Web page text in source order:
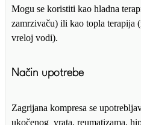
Mogu se koristiti kao hladna
zamrzivaču) ili kao topla terapija
vreloj vodi).
Način upotrebe
Zagrijana kompresa se
ukočenog vrata, reumatizama,